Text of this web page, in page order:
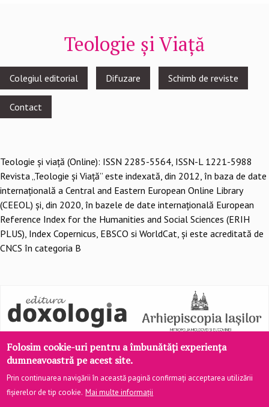
Teologie și Viață
Footer
menu
Colegiul editorial Difuzare Schimb de reviste
Contact
Teologie şi viaţă (Online): ISSN 2285-5564, ISSN-L 1221-5988
Revista „Teologie și Viață” este indexată, din 2012, în baza de date
internațională a Central and Eastern European Online Library
(CEEOL) și, din 2020, în bazele de date internațională European
Reference Index for the Humanities and Social Sciences (ERIH
PLUS), Index Copernicus, EBSCO si WorldCat, și este acreditată de
CNCS în categoria B
Site realizat deDOXOLOGIA MEDIA
Folosim cookie-uri pentru a îmbunătăți experiența
dumneavoastră pe acest site.
Prin continuarea navigării în această pagină confirmați acceptarea utilizării
fișierelor de tip cookie. Mai multe informații